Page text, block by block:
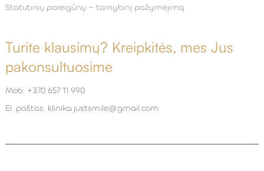
Statutinių pareigūnų – tarnybinį pažymėjimą.
Turite klausimų? Kreipkitės, mes Jus
pakonsultuosime
Mob. +370 657 11 990
El. paštas: klinika.justsmile@gmail.com